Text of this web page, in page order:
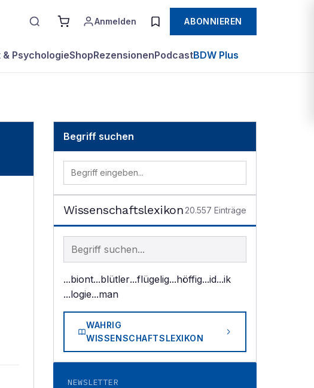
Anmelden ABONNIEREN
PsychologieShopRezensionenPodcastBDW Plus
Begriff suchen
Wissenschaftslexikon 20.557 Einträge
Begriff im Lexikon suchen
...biont...blütler...flügelig...höffig...id...ik
...logie...man
WAHRIG
WISSENSCHAFTSLEXIKON
NEWSLETTER